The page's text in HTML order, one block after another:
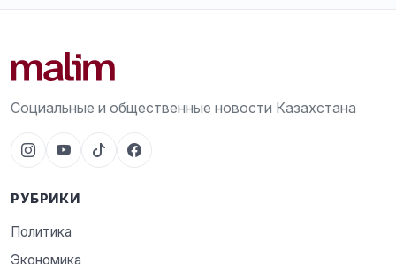
Социальные и общественные новости Казахстана
РУБРИКИ
Политика
Экономика